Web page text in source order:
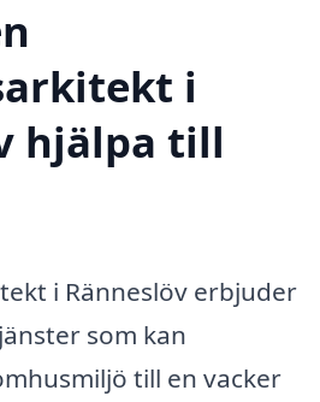
i
hjälpa till
i Ränneslöv erbjuder
som kan
till en vacker